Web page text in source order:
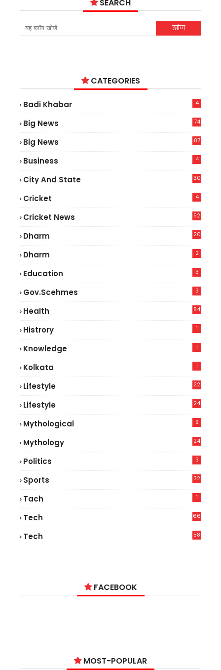
SEARCH
CATEGORIES
Badi Khabar 4
Big News
74
Big News
87
Business 4
City And State 30
Cricket 4
Cricket News
52
Dharm 20
Dharm 2
Education 3
Gov.scehmes 3
Health
84
Histrory 1
Knowledge 1
Kolkata 1
Lifestyle
22
Lifestyle
24
Mythological 9
Mythology 24
Politics 3
Sports 32
Tach 1
Tech
66
Tech
58
FACEBOOK
MOST-POPULAR